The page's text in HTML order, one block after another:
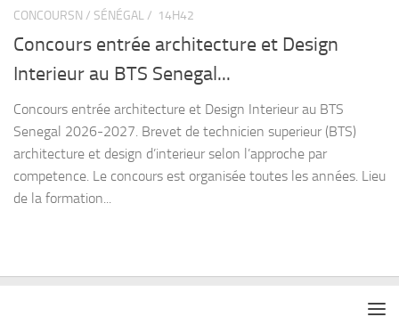
CONCOURSN / SÉNÉGAL / 14H42
Concours entrée architecture et Design
Interieur au BTS Senegal...
Concours entrée architecture et Design Interieur au BTS
Senegal 2026-2027. Brevet de technicien superieur (BTS)
architecture et design d’interieur selon l’approche par
competence. Le concours est organisée toutes les années. Lieu
de la formation...